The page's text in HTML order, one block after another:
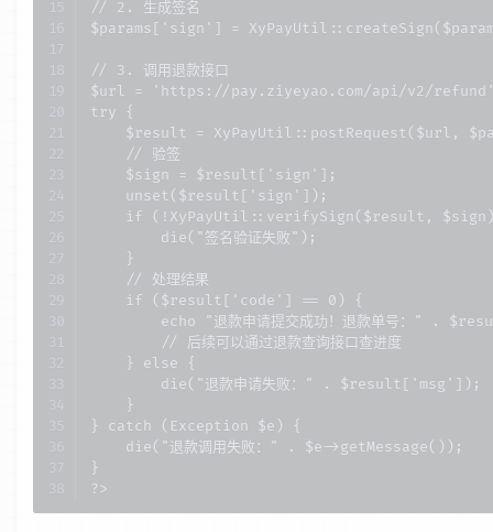
// 2. 生成签名
$params['sign'] =
// 3. 调用退款接口
$url = 'https://pay.ziyeyao.com/api/v2/
try {
$result = XyPayUtil::postRequest($url,
    // 验签
    $sign = $result['sign'];
    unset($result['sign']);
if (!XyPayUtil::verifySign($result,
        die("签名验证失败");
    }
    // 处理结果
    if ($result['code'] == 0) {
echo "退款申请提交成功！退款单号：" .
        // 后续可以通过退款查询接口查进度
    } else {
        die("退款申请失败：" . $result['msg']);
    }
} catch (Exception $e) {
    die("退款调用失败：" . $e->getMessage());
}
?>